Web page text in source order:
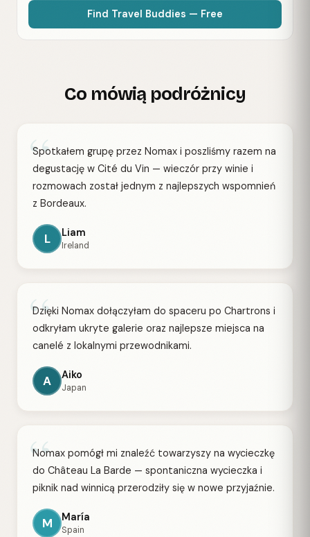
Find Travel Buddies — Free
Co mówią podróżnicy
“
Spotkałem grupę przez Nomax i poszliśmy razem na
degustację w Cité du Vin — wieczór przy winie i
rozmowach został jednym z najlepszych wspomnień
z Bordeaux.
L Liam
Ireland
“
Dzięki Nomax dołączyłam do spaceru po Chartrons i
odkryłam ukryte galerie oraz najlepsze miejsca na
canelé z lokalnymi przewodnikami.
A Aiko
Japan
“
Nomax pomógł mi znaleźć towarzyszy na wycieczkę
do Château La Barde — spontaniczna wycieczka i
piknik nad winnicą przerodziły się w nowe przyjaźnie.
M María
Spain